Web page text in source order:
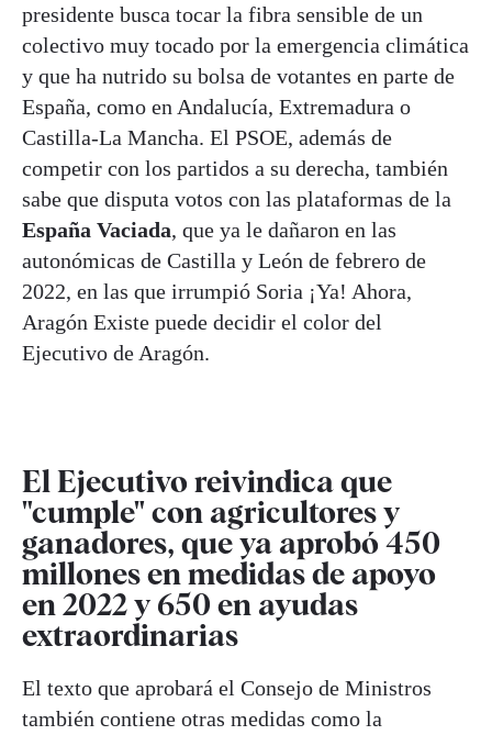
presidente busca tocar la fibra sensible de un
colectivo muy tocado por la emergencia climática
y que ha nutrido su bolsa de votantes en parte de
España, como en Andalucía, Extremadura o
Castilla-La Mancha. El PSOE, además de
competir con los partidos a su derecha, también
sabe que disputa votos con las plataformas de la
España Vaciada, que ya le dañaron en las
autonómicas de Castilla y León de febrero de
2022, en las que irrumpió Soria ¡Ya! Ahora,
Aragón Existe puede decidir el color del
Ejecutivo de Aragón.
El Ejecutivo reivindica que
"cumple" con agricultores y
ganadores, que ya aprobó 450
millones en medidas de apoyo
en 2022 y 650 en ayudas
extraordinarias
El texto que aprobará el Consejo de Ministros
también contiene otras medidas como la